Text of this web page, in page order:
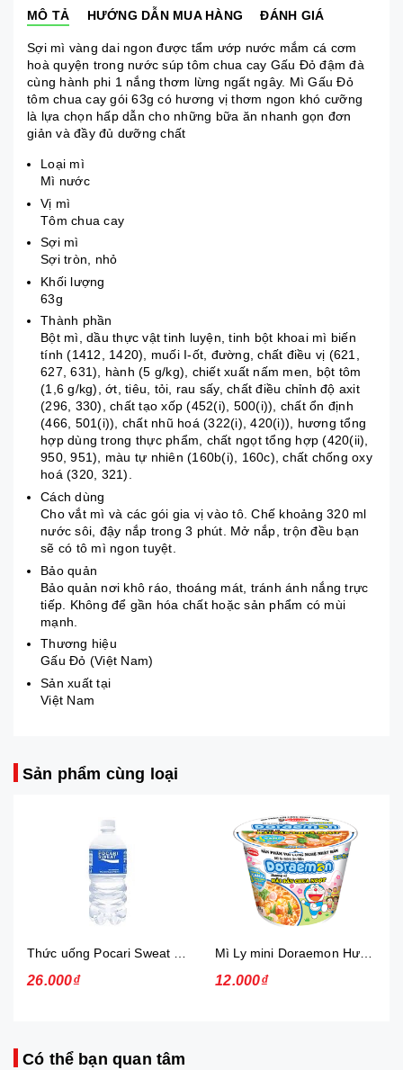
MÔ TẢ HƯỚNG DẪN MUA HÀNG ĐÁNH GIÁ
Sợi mì vàng dai ngon được tẩm ướp nước mắm cá cơm
hoà quyện trong nước súp tôm chua cay Gấu Đỏ đậm đà
cùng hành phi 1 nắng thơm lừng ngất ngây. Mì Gấu Đỏ
tôm chua cay gói 63g có hương vị thơm ngon khó cưỡng
là lựa chọn hấp dẫn cho những bữa ăn nhanh gọn đơn
giản và đầy đủ dưỡng chất
Loại mì
Mì nước
Vị mì
Tôm chua cay
Sợi mì
Sợi tròn, nhỏ
Khối lượng
63g
Thành phần
Bột mì, dầu thực vật tinh luyện, tinh bột khoai mì biến
tính (1412, 1420), muối I-ốt, đường, chất điều vị (621,
627, 631), hành (5 g/kg), chiết xuất nấm men, bột tôm
(1,6 g/kg), ớt, tiêu, tỏi, rau sấy, chất điều chỉnh độ axit
(296, 330), chất tạo xốp (452(i), 500(i)), chất ổn định
(466, 501(i)), chất nhũ hoá (322(i), 420(i)), hương tổng
hợp dùng trong thực phẩm, chất ngọt tổng hợp (420(ii),
950, 951), màu tự nhiên (160b(i), 160c), chất chống oxy
hoá (320, 321).
Cách dùng
Cho vắt mì và các gói gia vị vào tô. Chế khoảng 320 ml
nước sôi, đậy nắp trong 3 phút. Mở nắp, trộn đều bạn
sẽ có tô mì ngon tuyệt.
Bảo quản
Bảo quản nơi khô ráo, thoáng mát, tránh ánh nắng trực
tiếp. Không để gần hóa chất hoặc sản phẩm có mùi
mạnh.
Thương hiệu
Gấu Đỏ (Việt Nam)
Sản xuất tại
Việt Nam
Sản phẩm cùng loại
Thức uống Pocari Sweat 15x900 ml
26.000₫
Mì Ly mini Doraemon Hương Vị Hải Sản Chua Ngọt
12.000₫
Có thể bạn quan tâm